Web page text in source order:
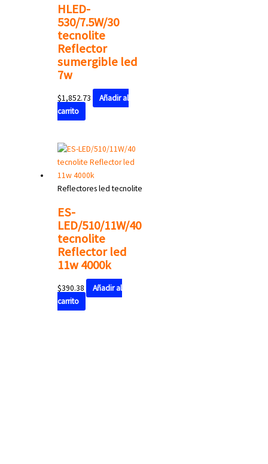
HLED-
530/7.5W/30
tecnolite
Reflector
sumergible led
7w
$1,852.73
Añadir al
carrito
Reflectores led tecnolite
ES-
LED/510/11W/40
tecnolite
Reflector led
11w 4000k
$390.38
Añadir al
carrito